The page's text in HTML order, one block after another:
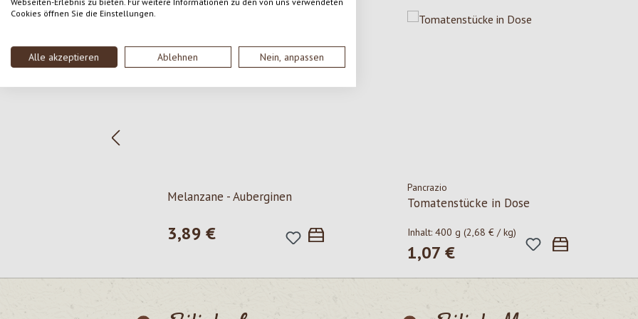
Cookies öffnen Sie die Einstellungen.
Alle akzeptieren Ablehnen Nein, anpassen
Produktgalerie überspringen
Melanzane - Auberginen
Regulärer Preis:
3,89 €
Pancrazio
Tomatenstücke in Dose
Inhalt: 400 g (2,68 € / kg)
Regulärer Preis:
1,07 €